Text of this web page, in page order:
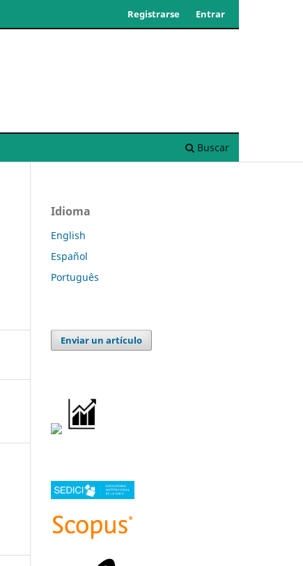
Buscar
Registrarse Entrar
Idioma
English
Español
Português
Enviar un artículo